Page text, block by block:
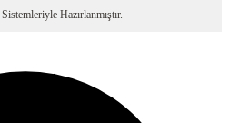
Sistemleriyle Hazırlanmıştır.